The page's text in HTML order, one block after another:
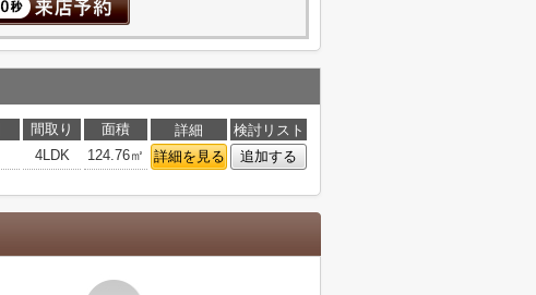
間取り 面積 詳細
検討リスト
4LDK 124.76㎡ 詳細を見る 追加する